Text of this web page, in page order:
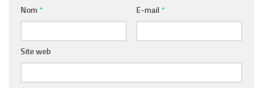
Nom * E-mail *
Site web